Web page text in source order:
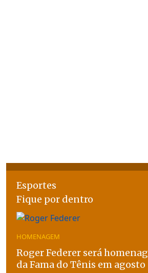
Esportes
Fique por dentro
HOMENAGEM
Roger Federer será
da Fama do Tênis em agosto